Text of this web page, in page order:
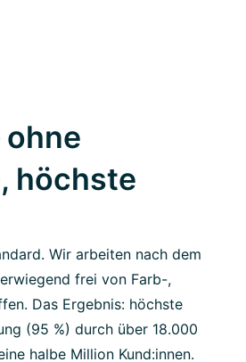
ohne
höchste
Wir arbeiten nach dem
frei von Farb-,
Das Ergebnis: höchste
(95 %) durch über 18.000
halbe Million Kund:innen.